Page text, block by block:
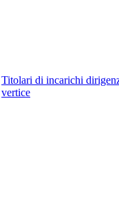
Titolari di incarichi
vertice